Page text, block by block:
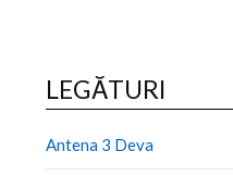
LEGĂTURI
Antena 3 Deva